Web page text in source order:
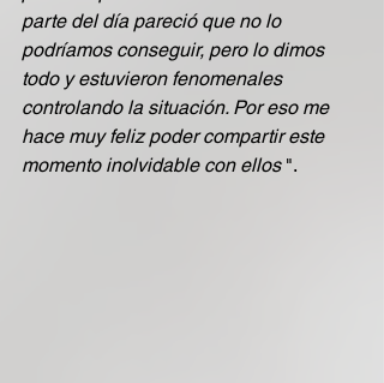
parte del día pareció que no lo
podríamos conseguir, pero lo dimos
todo y estuvieron fenomenales
controlando la situación. Por eso me
hace muy feliz poder compartir este
momento inolvidable con ellos ".